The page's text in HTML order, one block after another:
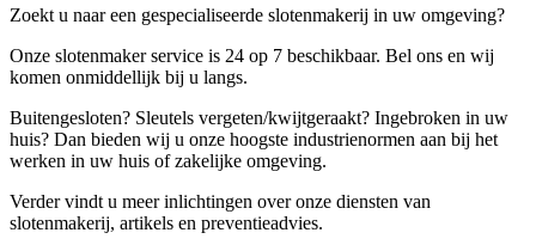
Zoekt u naar een gespecialiseerde slotenmakerij in uw omgeving?
Onze slotenmaker service is 24 op 7 beschikbaar. Bel ons en wij
komen onmiddellijk bij u langs.
Buitengesloten? Sleutels vergeten/kwijtgeraakt? Ingebroken in uw
huis? Dan bieden wij u onze hoogste industrienormen aan bij het
werken in uw huis of zakelijke omgeving.
Verder vindt u meer inlichtingen over onze diensten van
slotenmakerij, artikels en preventieadvies.